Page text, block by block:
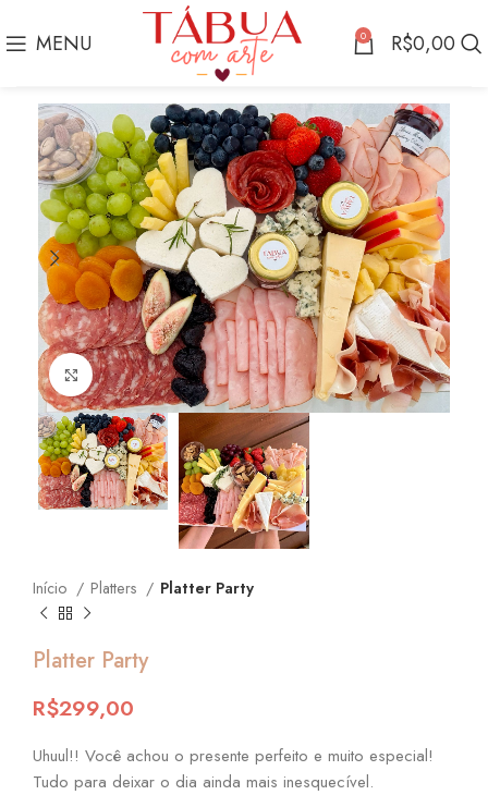
MENU 0 R$0,00
Click to enlarge
Início Platters Platter Party
Platter Party
R$299,00
Uhuul!! Você achou o presente perfeito e muito especial!
Tudo para deixar o dia ainda mais inesquecível.